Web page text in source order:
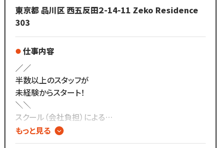
【収入例】
♢週2で効率よく働きたいママさん♢
￣￣￣￣￣￣￣￣￣￣￣￣￣￣￣
1日4時間、週2日出勤の場合
＝112,240円/月
♢時短でガッツリ働きたいママさん♢
￣￣￣￣￣￣￣￣￣￣￣￣￣￣￣￣
1日5時間、週5日出勤の場合
＝464,600円/月
東京都 品川区 西五反田２-14-11 Zeko Residence
303
仕事内容
／／
半数以上のスタッフが
未経験からスタート！
＼＼
スクール（会社負担）による
技術研修が充実しているので、
未経験からでもアイリストで輝ける環境です☆
もっと見る